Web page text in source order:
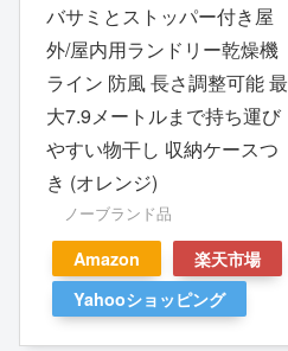
バサミとストッパー付き屋
外/屋内用ランドリー乾燥機
ライン 防風 長さ調整可能 最
大7.9メートルまで持ち運び
やすい物干し 収納ケースつ
き (オレンジ)
ノーブランド品
Amazon
楽天市場
Yahooショッピング